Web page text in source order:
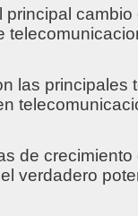
principal cambio
las principales
de crecimiento
verdadero